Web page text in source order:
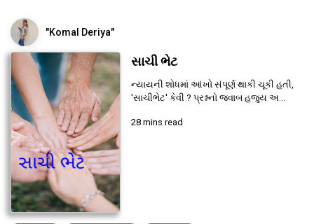
"Komal Deriya"
સાચી ભેટ
ન્યાયની શોધમાં આંખો સંપૂર્ણ થાકી ચૂકી હતી,
'સાચીભેટ' કેવી ? પ્રશ્નનો જવાબ હજુય અ...
28 mins read